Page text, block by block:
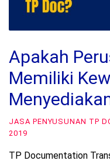
Apakah
Memiliki
JASA PENYUSUNAN TP
2019
TP Documentation